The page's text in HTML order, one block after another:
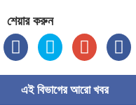
শেয়ার করুন
এই বিভাগের আরো খবর